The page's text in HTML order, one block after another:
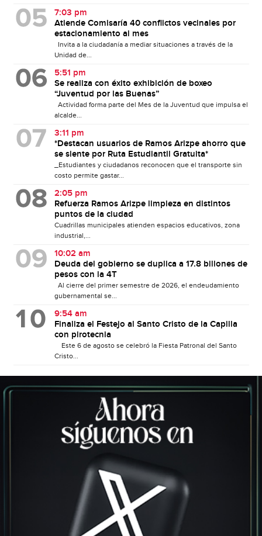
7:03 pm
Atiende Comisaría 40 conflictos vecinales por
estacionamiento al mes
Invita a la ciudadanía a mediar situaciones a través de la
Unidad de...
5:51 pm
Se realiza con éxito exhibición de boxeo
“Juventud por las Buenas”
Actividad forma parte del Mes de la Juventud que impulsa el
alcalde...
3:11 pm
*Destacan usuarios de Ramos Arizpe ahorro que
se siente por Ruta Estudiantil Gratuita*
_Estudiantes y ciudadanos reconocen que el transporte sin
costo permite gastar...
2:05 pm
Refuerza Ramos Arizpe limpieza en distintos
puntos de la ciudad
Cuadrillas municipales atienden espacios educativos, zona
industrial,...
10:02 am
Deuda del gobierno se duplica a 17.8 billones de
pesos con la 4T
Al cierre del primer semestre de 2026, el endeudamiento
gubernamental se...
9:54 am
Finaliza el Festejo al Santo Cristo de la Capilla
con pirotecnia
Este 6 de agosto se celebró la Fiesta Patronal del Santo
Cristo...